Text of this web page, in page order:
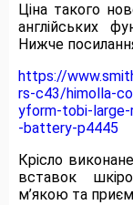
Ціна такого
англійських
Нижче
https://
rs-c43/himolla-
yform-tobi-
-battery-p4445
Крісло
вставок
м’якою та